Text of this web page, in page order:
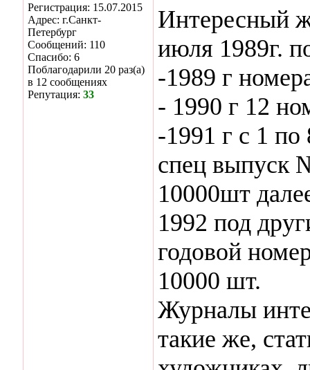
Регистрация: 15.07.2015
Адрес: г.Санкт-
Петербург
Сообщений: 110
Спасибо: 6
Поблагодарили 20 раз(а)
в 12 сообщениях
Репутация: 33
Интересный
июля 1989г.
-1989 г
- 1990 г 12
-1991 г с 1
спец выпуск
10000шт
1992 под
годовой
10000 шт.
Журналы
такие же,